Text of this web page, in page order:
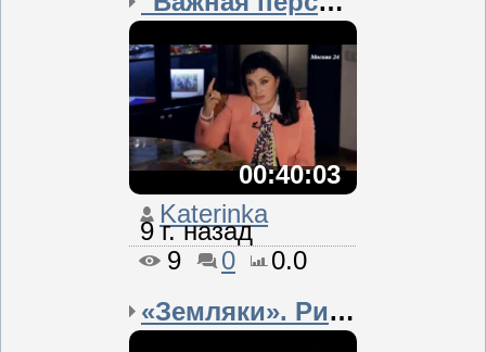
00:40:03
Katerinka
9 г. назад
9
0
0.0
«Земляки». Римма Фролов...